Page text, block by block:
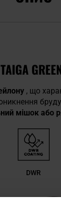
, що
мішок
DWR